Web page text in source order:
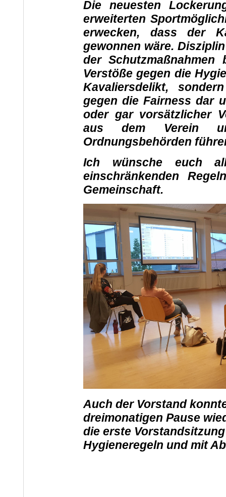
Die neuesten
erweiterten
erwecken, dass der
gewonnen wäre.
der
Verstöße gegen die
Kavaliersdelikt,
gegen die Fairness dar
oder gar vorsätzlicher
aus dem Verein
Ordnungsbehörden
Ich wünsche euch
einschränkenden
Gemeinschaft.
Auch der Vorstand
dreimonatigen Pause
die erste
Hygieneregeln und mit